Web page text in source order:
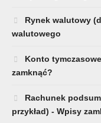
Rynek walutowy
walutowego
Konto
zamknąć?
Rachunek
przykład) - Wpisy